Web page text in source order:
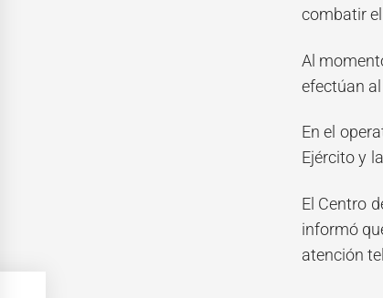
combatir
Al
efectúan
En el
Ejército y
El Centro
informó
atención